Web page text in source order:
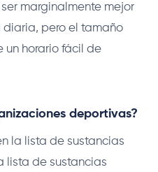
marginalmente mejor
pero el tamaño
un horario fácil de
deportivas?
la lista de sustancias
lista de sustancias